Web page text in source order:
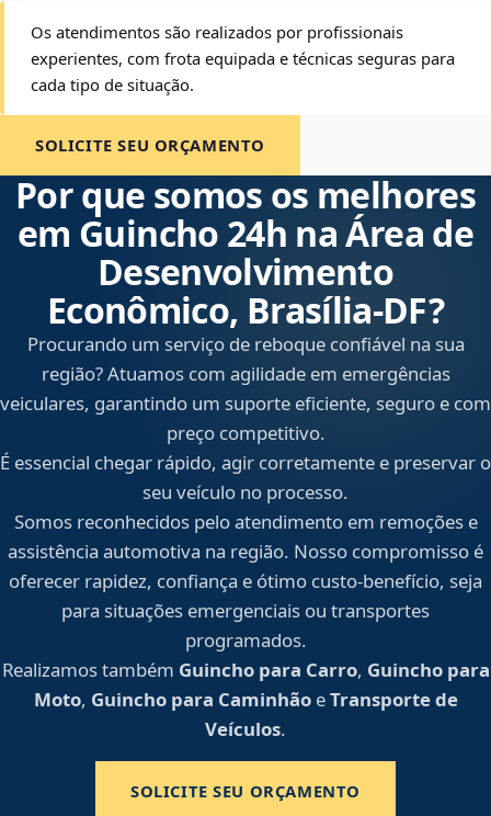
Os atendimentos são realizados por profissionais
experientes, com frota equipada e técnicas seguras para
cada tipo de situação.
SOLICITE SEU ORÇAMENTO
Por que somos os melhores
em Guincho 24h na Área de
Desenvolvimento
Econômico, Brasília‑DF?
Procurando um serviço de reboque confiável na sua
região? Atuamos com agilidade em emergências
veiculares, garantindo um suporte eficiente, seguro e com
preço competitivo.
É essencial chegar rápido, agir corretamente e preservar o
seu veículo no processo.
Somos reconhecidos pelo atendimento em remoções e
assistência automotiva na região. Nosso compromisso é
oferecer rapidez, confiança e ótimo custo-benefício, seja
para situações emergenciais ou transportes
programados.
Realizamos também Guincho para Carro, Guincho para
Moto, Guincho para CaminhãoeTransporte de
Veículos.
SOLICITE SEU ORÇAMENTO